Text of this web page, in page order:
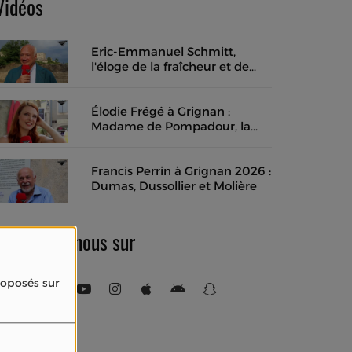
sur
Eric-Emmanuel Schmitt,
l'éloge de la fraîcheur et de
Élodie Frégé à Grignan :
Madame de Pompadour, la
Francis Perrin à Grignan 2026 :
Dumas, Dussollier et Molière
Retrouvez-nous sur